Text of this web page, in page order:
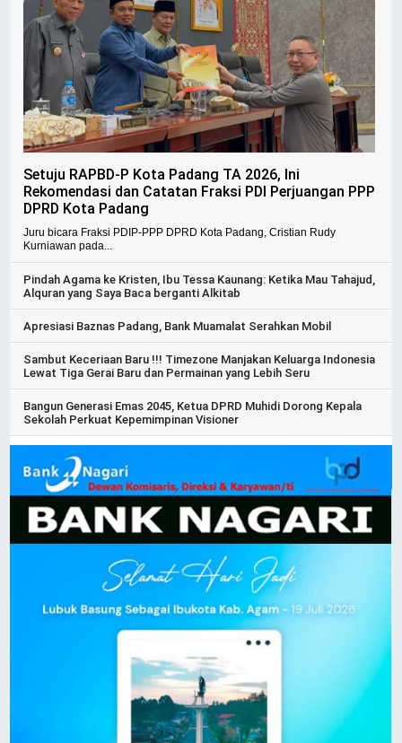
Setuju RAPBD-P Kota Padang TA 2026, Ini
Rekomendasi dan Catatan Fraksi PDI Perjuangan PPP
DPRD Kota Padang
Juru bicara Fraksi PDIP-PPP DPRD Kota Padang, Cristian Rudy
Kurniawan pada...
Pindah Agama ke Kristen, Ibu Tessa Kaunang: Ketika Mau Tahajud,
Alquran yang Saya Baca berganti Alkitab
Apresiasi Baznas Padang, Bank Muamalat Serahkan Mobil
Sambut Keceriaan Baru !!! Timezone Manjakan Keluarga Indonesia
Lewat Tiga Gerai Baru dan Permainan yang Lebih Seru
Bangun Generasi Emas 2045, Ketua DPRD Muhidi Dorong Kepala
Sekolah Perkuat Kepemimpinan Visioner